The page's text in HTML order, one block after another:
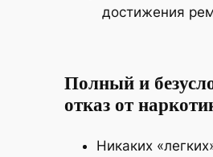
достижения
Полный и
отказ от
Никаких